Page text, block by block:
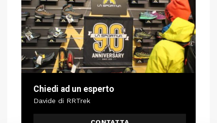
Chiedi ad un esperto
Davide di RRTrek